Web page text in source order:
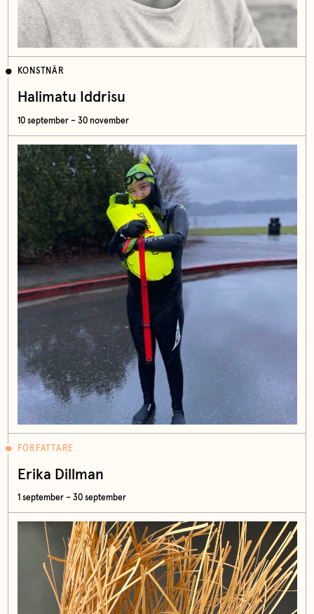
KONSTNÄR
Halimatu Iddrisu
10 september – 30 november
FÖRFATTARE
Erika Dillman
1 september – 30 september